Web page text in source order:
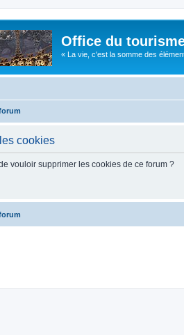
Office du
« La vie, c'est la somme des
cookies
vouloir supprimer les cookies de ce forum ?